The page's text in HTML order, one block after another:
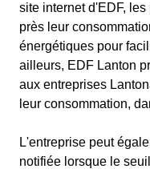
site internet d'EDF,
près leur
énergétiques pour
ailleurs, EDF Lanton
aux entreprises
leur consommation,
L'entreprise peut
notifiée lorsque le